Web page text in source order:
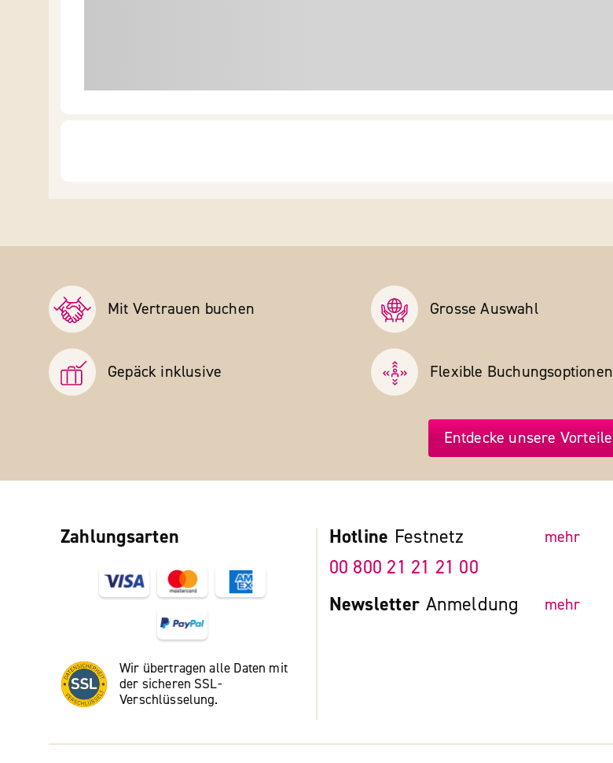
Mit Vertrauen buchen Grosse Auswahl
Gepäck inklusive Flexible Buchungs­optionen
Entdecke unsere Vorteile
Zahlungsarten
Wir übertragen alle Daten mit
der sicheren SSL-
Verschlüsselung.
Hotline Festnetz mehr
00 800 21 21 21 00
Newsletter Anmeldung mehr